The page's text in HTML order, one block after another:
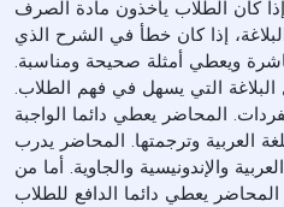
إذا كان الطلاب يأخذون مادة الصرف
إذا كان خطأ في الشرح الذي
ويعطي أمثلة صحيحة ومناسبة.
التي يسهل في فهم الطلاب.
المحاضر يعطي دائما الواجبة
العربية وترجمتها. المحاضر يدرب
والإندونيسية والجاوية. أما من
يعطي دائما الدافع للطلاب